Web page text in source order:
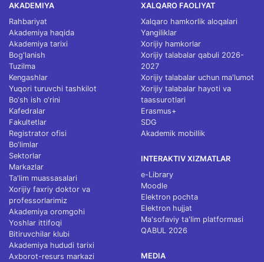
AKADEMIYA
Rahbariyat
Akademiya haqida
Akademiya tarixi
Bog'lanish
Tuzilma
Kengashlar
Yuqori turuvchi tashkilot
Bo‘sh ish o‘rini
Kafedralar
Fakultetlar
Registrator ofisi
Bo‘limlar
Sektorlar
Markazlar
Ta'lim muassasalari
Xorijiy faxriy doktor va
professorlarimiz
Akademiya oromgohi
Yoshlar ittifoqi
Bitiruvchilar klubi
Akademiya hududi tarixi
Axborot-resurs markazi
XALQARO FAOLIYAT
Xalqaro hamkorlik aloqalari
Yangiliklar
Xorijiy hamkorlar
Xorijiy talabalar qabuli 2026-
2027
Xorijiy talabalar uchun ma'lumot
Xorijiy talabalar hayoti va
taassurotlari
Erasmus+
SDG
Akademik mobillik
INTERAKTIV XIZMATLAR
e-Library
Moodle
Elektron pochta
Elektron hujjat
Ma'sofaviy ta'lim platformasi
QABUL 2026
MEDIA